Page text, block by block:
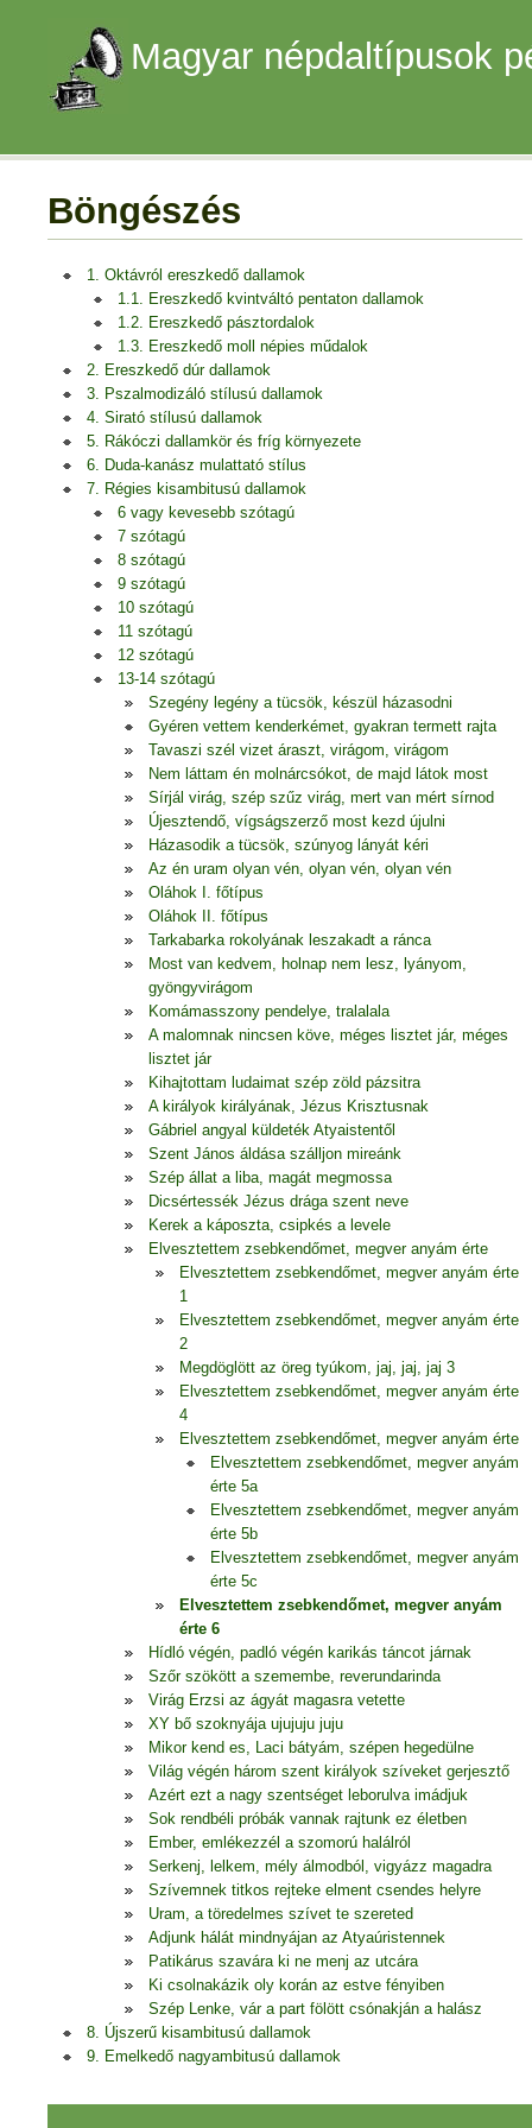
Magyar népdaltípusok
Böngészés
1. Oktávról ereszkedő dallamok
1.1. Ereszkedő kvintváltó pentaton dallamok
1.2. Ereszkedő pásztordalok
1.3. Ereszkedő moll népies műdalok
2. Ereszkedő dúr dallamok
3. Pszalmodizáló stílusú dallamok
4. Sirató stílusú dallamok
5. Rákóczi dallamkör és fríg környezete
6. Duda-kanász mulattató stílus
7. Régies kisambitusú dallamok
6 vagy kevesebb szótagú
7 szótagú
8 szótagú
9 szótagú
10 szótagú
11 szótagú
12 szótagú
13-14 szótagú
Szegény legény a tücsök, készül házasodni
Gyéren vettem kenderkémet, gyakran termett rajta
Tavaszi szél vizet áraszt, virágom, virágom
Nem láttam én molnárcsókot, de majd látok most
Sírjál virág, szép szűz virág, mert van mért sírnod
Újesztendő, vígságszerző most kezd újulni
Házasodik a tücsök, szúnyog lányát kéri
Az én uram olyan vén, olyan vén, olyan vén
Oláhok I. főtípus
Oláhok II. főtípus
Tarkabarka rokolyának leszakadt a ránca
Most van kedvem, holnap nem lesz, lyányom,
gyöngyvirágom
Komámasszony pendelye, tralalala
A malomnak nincsen köve, méges lisztet jár, méges
lisztet jár
Kihajtottam ludaimat szép zöld pázsitra
A királyok királyának, Jézus Krisztusnak
Gábriel angyal küldeték Atyaistentől
Szent János áldása szálljon mireánk
Szép állat a liba, magát megmossa
Dicsértessék Jézus drága szent neve
Kerek a káposzta, csipkés a levele
Elvesztettem zsebkendőmet, megver anyám érte
Elvesztettem zsebkendőmet, megver anyám érte
1
Elvesztettem zsebkendőmet, megver anyám érte
2
Megdöglött az öreg tyúkom, jaj, jaj, jaj 3
Elvesztettem zsebkendőmet, megver anyám érte
4
Elvesztettem zsebkendőmet, megver anyám érte
Elvesztettem zsebkendőmet, megver anyám
érte 5a
Elvesztettem zsebkendőmet, megver anyám
érte 5b
Elvesztettem zsebkendőmet, megver anyám
érte 5c
Elvesztettem zsebkendőmet, megver anyám
érte 6
Hídló végén, padló végén karikás táncot járnak
Szőr szökött a szemembe, reverundarinda
Virág Erzsi az ágyát magasra vetette
XY bő szoknyája ujujuju juju
Mikor kend es, Laci bátyám, szépen hegedülne
Világ végén három szent királyok szíveket gerjesztő
Azért ezt a nagy szentséget leborulva imádjuk
Sok rendbéli próbák vannak rajtunk ez életben
Ember, emlékezzél a szomorú halálról
Serkenj, lelkem, mély álmodból, vigyázz magadra
Szívemnek titkos rejteke elment csendes helyre
Uram, a töredelmes szívet te szereted
Adjunk hálát mindnyájan az Atyaúristennek
Patikárus szavára ki ne menj az utcára
Ki csolnakázik oly korán az estve fényiben
Szép Lenke, vár a part fölött csónakján a halász
8. Újszerű kisambitusú dallamok
9. Emelkedő nagyambitusú dallamok